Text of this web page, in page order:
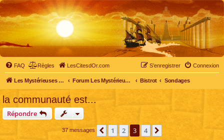
FAQ Règles LesCitesdOr.com Connexion
S’enregistrer
Les Mystérieuses Cités d'Or - LesCitesdOr.com Forum Les Mystérieuses Cités d'Or Bistrot Sondages
la communauté est...
Répondre
37 messages Précédente
1 2 3 4